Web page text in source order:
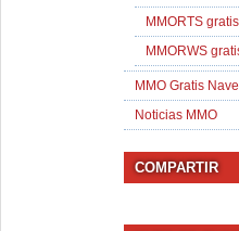
MMORTS gratis
MMORWS
MMO Gratis
Noticias MMO
COMPARTIR